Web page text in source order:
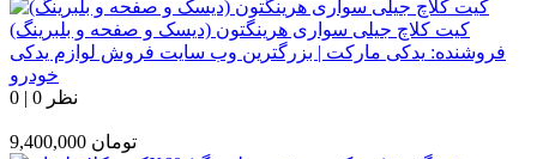
کیت کلاچ جیلی سواری هرینگتون (دیسک و صفحه و بلبرینگ)
فروشنده: یدکی مارکت | بزرگترین وب سایت فروش لوازم یدکی
خودرو
0 | 0 نظر
9,400,000 تومان